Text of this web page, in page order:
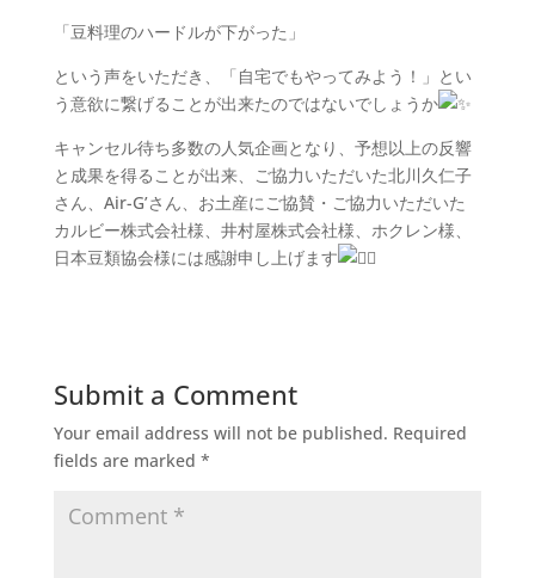
「豆料理のハードルが下がった」
という声をいただき、「自宅でもやってみよう！」とい
う意欲に繋げることが出来たのではないでしょうか
キャンセル待ち多数の人気企画となり、予想以上の反響
と成果を得ることが出来、ご協力いただいた北川久仁子
さん、Air-G’さん、お土産にご協賛・ご協力いただいた
カルビー株式会社様、井村屋株式会社様、ホクレン様、
日本豆類協会様には感謝申し上げます
Submit a Comment
Your email address will not be published. Required
fields are marked *